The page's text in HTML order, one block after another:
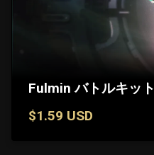
Fulmin バトルキット
$1.59 USD